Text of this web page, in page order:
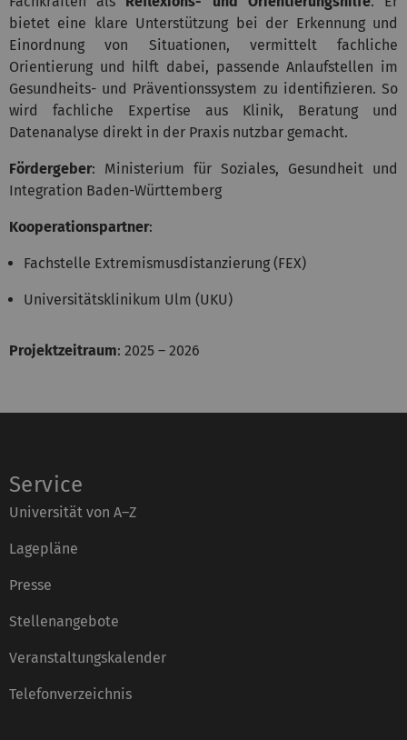
bietet eine klare Unterstützung bei der Erkennung und
Einordnung von Situationen, vermittelt fachliche
Orientierung und hilft dabei, passende Anlaufstellen im
Gesundheits- und Präventionssystem zu identifizieren. So
wird fachliche Expertise aus Klinik, Beratung und
Datenanalyse direkt in der Praxis nutzbar gemacht.
Fördergeber: Ministerium für Soziales, Gesundheit und
Integration Baden-Württemberg
Kooperationspartner:
Fachstelle Extremismusdistanzierung (FEX)
Universitätsklinikum Ulm (UKU)
Projektzeitraum: 2025 – 2026
Service
Universität von A–Z
Lagepläne
Presse
Stellenangebote
Veranstaltungskalender
Telefonverzeichnis